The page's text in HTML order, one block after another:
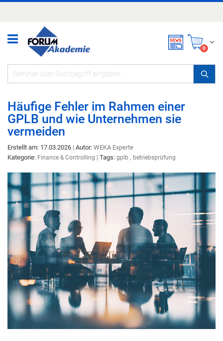
0items
Häufige Fehler im Rahmen einer
GPLB und wie Unternehmen sie
vermeiden
Erstellt am: 17.03.2026 | Autor: WEKA Experte
Kategorie: Finance & Controlling | Tags: gplb , betriebsprüfung